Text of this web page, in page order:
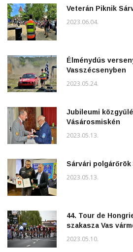
Veterán Piknik
2023.06.04.
Élménydús
Vasszécsenyben
2023.05.24.
Jubileumi
Vásárosmiskén
2023.05.13.
Sárvári
2023.05.13.
44. Tour de
szakasza Vas
2023.05.10.